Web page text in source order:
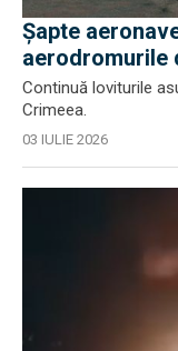
Șapte
aerodromurile
Continuă loviturile
Crimeea.
03 IULIE 2026